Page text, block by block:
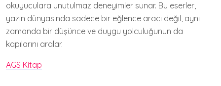
okuyuculara unutulmaz deneyimler sunar. Bu eserler,
yazın dünyasında sadece bir eğlence aracı değil, aynı
zamanda bir düşünce ve duygu yolculuğunun da
kapılarını aralar.
AGS Kitap